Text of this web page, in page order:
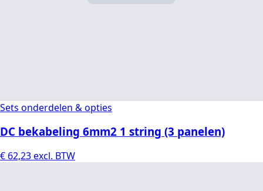
Sets onderdelen & opties
DC bekabeling 6mm2 1 string (3 panelen)
€ 62,23excl. BTW